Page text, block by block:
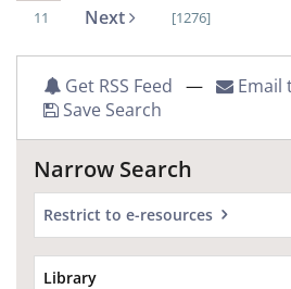
11
Next [1276]
Get RSS Feed — Email
Save Search
Narrow Search
Restrict to e-resources
Library